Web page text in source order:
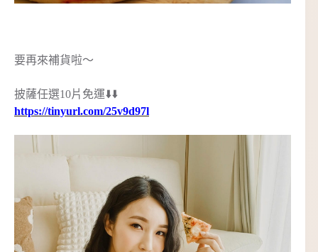
要再來補貨啦～
披薩任選10片免運⬇️⬇️
https://tinyurl.com/25v9d97l